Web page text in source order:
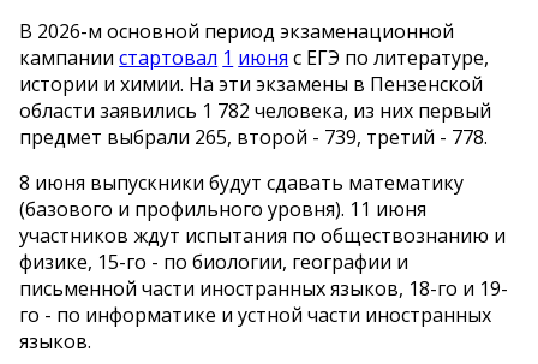
В 2026-м основной период экзаменационной
кампаниистартовал 1 июня с ЕГЭ по литературе,
истории и химии. На эти экзамены в Пензенской
области заявились 1 782 человека, из них первый
предмет выбрали 265, второй - 739, третий - 778.
8 июня выпускники будут сдавать математику
(базового и профильного уровня). 11 июня
участников ждут испытания по обществознанию и
физике, 15-го - по биологии, географии и
письменной части иностранных языков, 18-го и 19-
го - по информатике и устной части иностранных
языков.